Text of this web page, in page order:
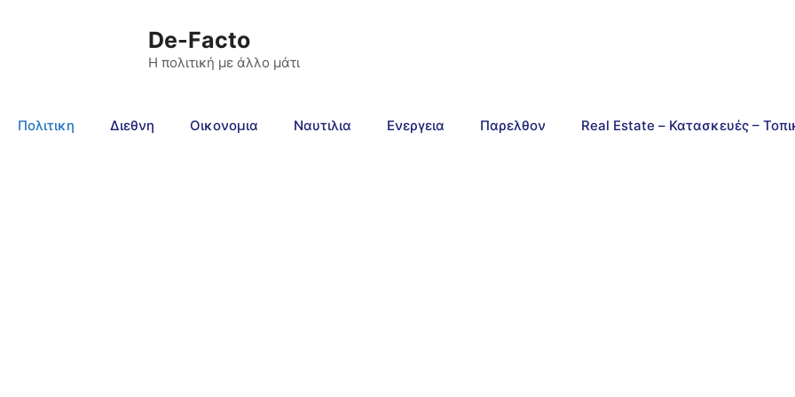
De-Facto
Η πολιτική με άλλο μάτι
Πολιτικη Διεθνη Οικονομια Ναυτιλια Ενεργεια Παρελθον Real Estate – Κατασκευές –